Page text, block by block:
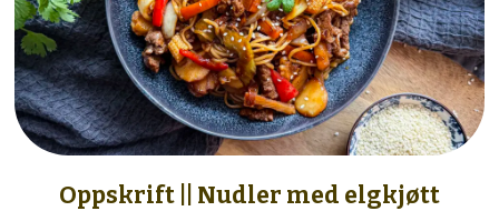
Oppskrift || Nudler med elgkjøtt